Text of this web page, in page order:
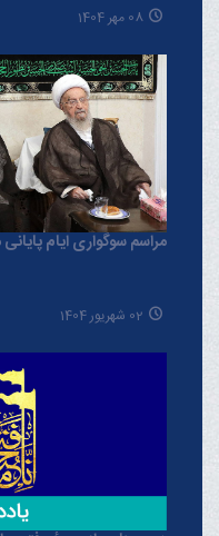
08 مهر 1404
مراسم سوگواری ایام
02 شهریور 1404